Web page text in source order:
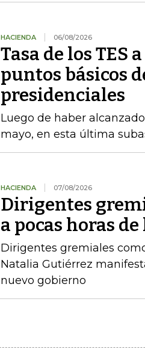
HACIENDA 06/08/2026
Tasa de los TES
puntos básicos
presidenciales
Luego de haber
mayo, en esta última
HACIENDA 07/08/2026
Dirigentes
a pocas horas
Dirigentes gremiales
Natalia Gutiérrez
nuevo gobierno